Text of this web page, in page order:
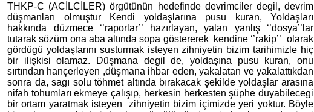
THKP-C (ACİLCİLER) örgütünün hedefinde devrimciler degil, devrim
düşmanları olmuştur Kendi yoldaşlarına pusu kuran, Yoldaşları
hakkında düzmece ‘’raporlar’’ hazırlayan, yalan yanlış ‘’dosya’’lar
tutarak sözüm ona aba altında sopa göstererek
kendine ‘’rakip’’ olarak
gördügü yoldaşlarını susturmak isteyen zihniyetin bizim tarihimizle hiç
bir ilişkisi olamaz. Düşmana degil de, yoldaşına pusu kuran, onu
sırtından hançerleyen ,düşmana ihbar eden, yakalatan ve yakalattıkdan
sonra da, sagı solu töhmet altında bırakacak şekilde yoldaşlar arasına
nifah tohumları ekmeye çalışıp, herkesin herkesten şüphe duyabilecegi
bir ortam yaratmak isteyen
zihniyetin bizim içimizde yeri yoktur. Böyle